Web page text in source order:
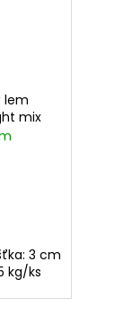
lem
mix
3 cm
kg/ks